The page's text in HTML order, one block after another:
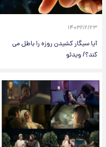
۱۴۰۳/۱۲/۲۳
آیا سیگار کشیدن روزه را باطل می
کند؟/ ویدئو